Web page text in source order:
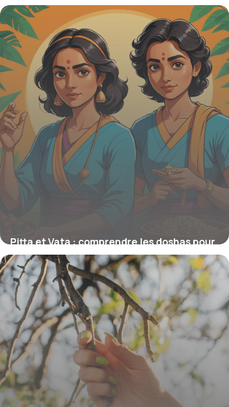
du feu intérieur et bien-être
15 janvier 2026
Pitta et Vata : comprendre les doshas pour
équilibrer votre santé Ayurvédique
18 août 2025